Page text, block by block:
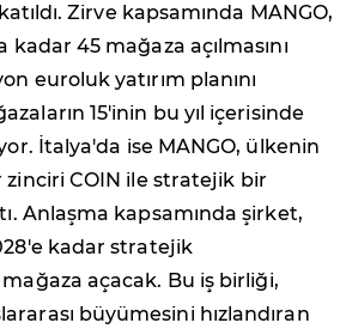
Zirve kapsamında MANGO,
kadar 45 mağaza açılmasını
euroluk yatırım planını
15'inin bu yıl içerisinde
İtalya'da ise MANGO, ülkenin
COIN ile stratejik bir
Anlaşma kapsamında şirket,
kadar stratejik
açacak. Bu iş birliği,
büyümesini hızlandıran